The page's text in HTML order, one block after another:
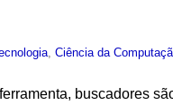
,Ciência da
buscadores